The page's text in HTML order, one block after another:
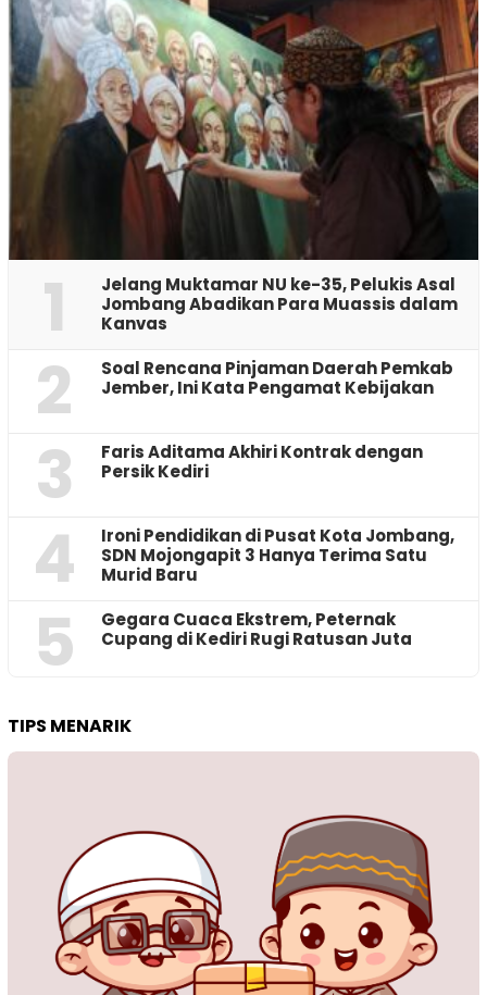
1
Jelang Muktamar NU ke-35, Pelukis Asal
Jombang Abadikan Para Muassis dalam
Kanvas
2
‎Soal Rencana Pinjaman Daerah Pemkab
Jember, Ini Kata Pengamat Kebijakan ‎
3
Faris Aditama Akhiri Kontrak dengan
Persik Kediri
4
Ironi Pendidikan di Pusat Kota Jombang,
SDN Mojongapit 3 Hanya Terima Satu
Murid Baru
5
‎Gegara Cuaca Ekstrem, Peternak
Cupang di Kediri Rugi Ratusan Juta
TIPS MENARIK